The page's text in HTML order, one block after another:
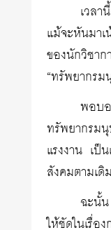
เวลา
แม้จะหันมา
ของนักวิช
“ทรัพยากรม
พอบ
ทรัพยากรม
แรงงาน เป็
สังคมตามเ
ฉะนั้น
ให้ชัดในเรื่